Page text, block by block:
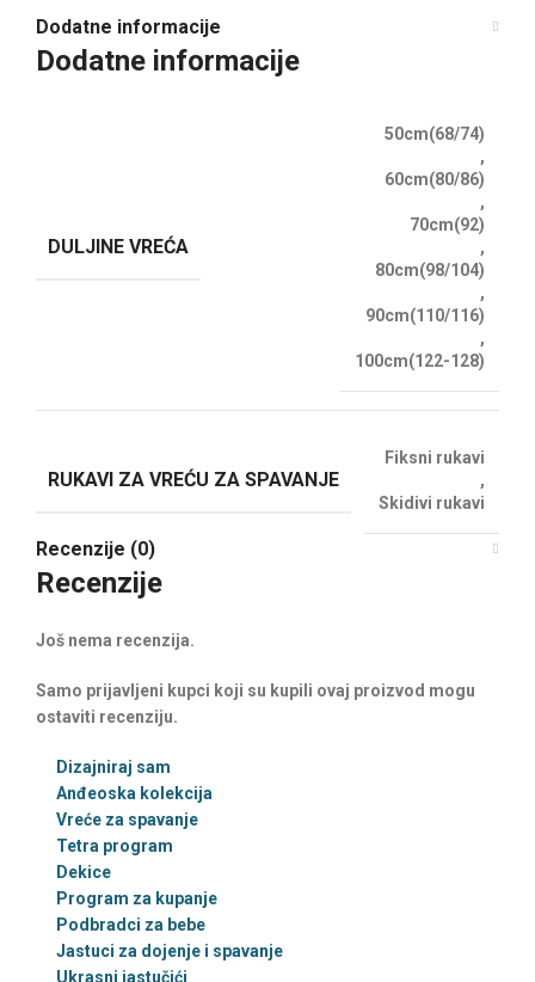
Dodatne informacije
Dodatne informacije
DULJINE VREĆA
50cm(68/74)
,
60cm(80/86)
,
70cm(92)
,
80cm(98/104)
,
90cm(110/116)
,
100cm(122-128)
RUKAVI ZA VREĆU ZA SPAVANJE
Fiksni rukavi
,
Skidivi rukavi
Recenzije (0)
Recenzije
Još nema recenzija.
Samo prijavljeni kupci koji su kupili ovaj proizvod mogu
ostaviti recenziju.
Dizajniraj sam
Anđeoska kolekcija
Vreće za spavanje
Tetra program
Dekice
Program za kupanje
Podbradci za bebe
Jastuci za dojenje i spavanje
Ukrasni jastučići